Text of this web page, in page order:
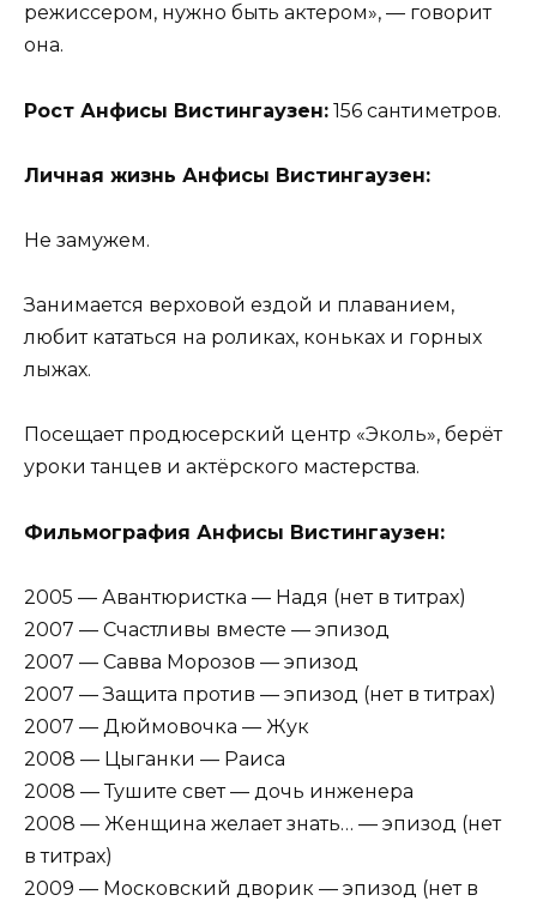
режиссером, нужно быть актером», — говорит
она.
Рост Анфисы Вистингаузен: 156 сантиметров.
Личная жизнь Анфисы Вистингаузен:
Не замужем.
Занимается верховой ездой и плаванием,
любит кататься на роликах, коньках и горных
лыжах.
Посещает продюсерский центр «Эколь», берёт
уроки танцев и актёрского мастерства.
Фильмография Анфисы Вистингаузен:
2005 — Авантюристка — Надя (нет в титрах)
2007 — Счастливы вместе — эпизод
2007 — Савва Морозов — эпизод
2007 — Защита против — эпизод (нет в титрах)
2007 — Дюймовочка — Жук
2008 — Цыганки — Раиса
2008 — Тушите свет — дочь инженера
2008 — Женщина желает знать… — эпизод (нет
в титрах)
2009 — Московский дворик — эпизод (нет в